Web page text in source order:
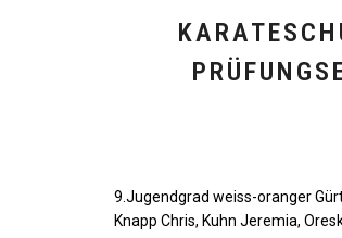
9.Jugendgrad weiss-oranger
Knapp Chris, Kuhn Jeremia,